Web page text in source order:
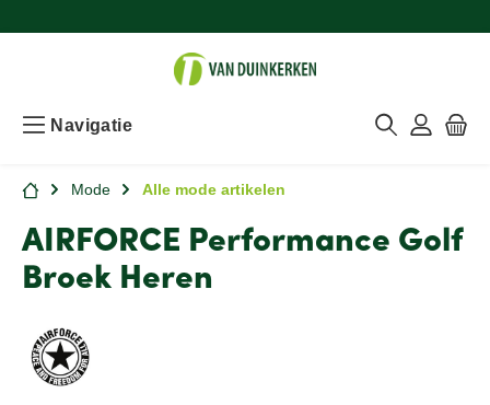
Navigatie
Mode Alle mode artikelen
AIRFORCE Performance Golf
Broek Heren